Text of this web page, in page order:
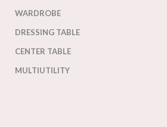
WARDROBE
DRESSING TABLE
CENTER TABLE
MULTIUTILITY